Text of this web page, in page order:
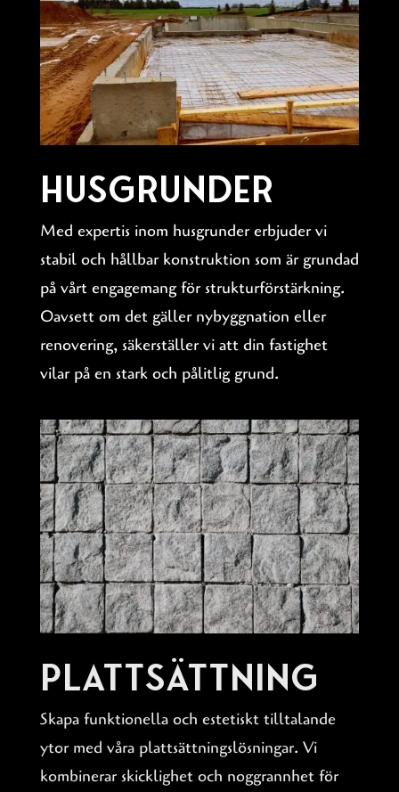
Husgrunder
Med expertis inom husgrunder erbjuder vi
stabil och hållbar konstruktion som är grundad
på vårt engagemang för strukturförstärkning.
Oavsett om det gäller nybyggnation eller
renovering, säkerställer vi att din fastighet
vilar på en stark och pålitlig grund.
Plattsättning
Skapa funktionella och estetiskt tilltalande
ytor med våra plattsättningslösningar. Vi
kombinerar skicklighet och noggrannhet för